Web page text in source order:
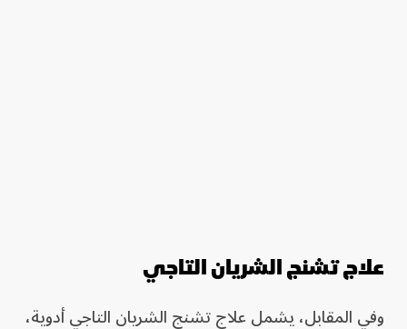
علاج تشنج الشريان التاجي
وفي المقابل، يشمل علاج تشنج الشريان التاجي أدوية،